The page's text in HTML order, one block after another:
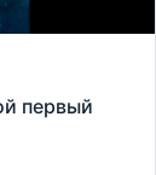
первый